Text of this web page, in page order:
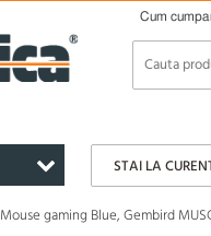
Cum
STAI LA
Mouse gaming Blue, Gembird